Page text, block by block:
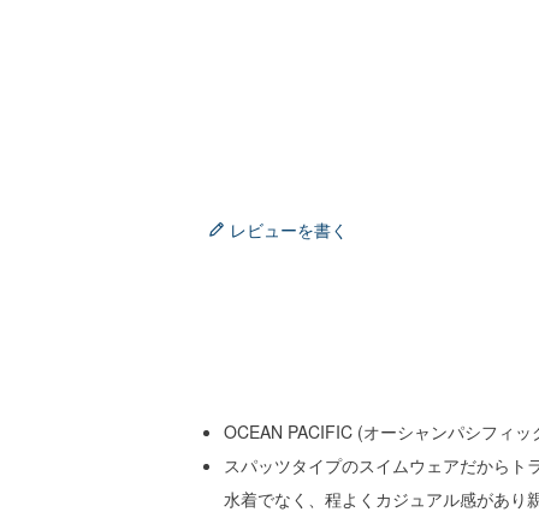
レビューを書く
OCEAN PACIFIC (オーシャンパシフィ
スパッツタイプのスイムウェアだから
水着でなく、程よくカジュアル感があり